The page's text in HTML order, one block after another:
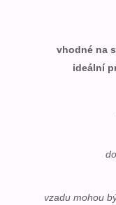
vhodné na
ideální
vzadu mohou